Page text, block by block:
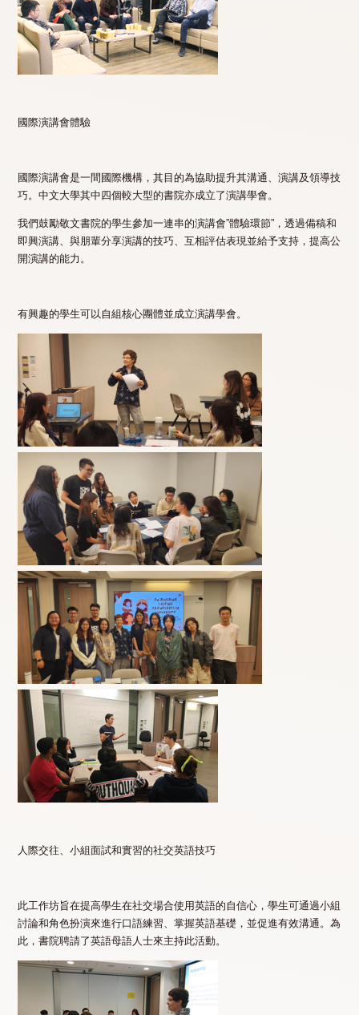
國際演講會體驗
國際演講會是一間國際機構，其目的為協助提升其溝通、演講及領導技
巧。中文大學其中四個較大型的書院亦成立了演講學會。
我們鼓勵敬文書院的學生參加一連串的演講會”體驗環節”，透過備稿和
即興演講、與朋輩分享演講的技巧、互相評估表現並給予支持，提高公
開演講的能力。
有興趣的學生可以自組核心團體並成立演講學會。
人際交往、小組面試和實習的社交英語技巧
此工作坊旨在提高學生在社交場合使用英語的自信心，學生可通過小組
討論和角色扮演來進行口語練習、掌握英語基礎，並促進有效溝通。為
此，書院聘請了英語母語人士來主持此活動。